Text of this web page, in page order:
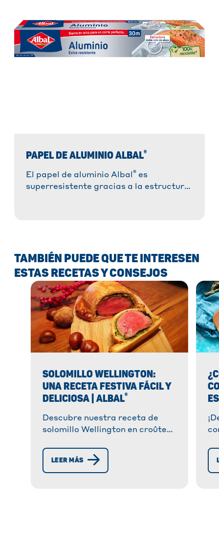
PAPEL DE ALUMINIO ALBAL®
El papel de aluminio Albal® es
superresistente gracias a la estructura
TAMBIÉN PUEDE QUE TE INTERESEN
ESTAS RECETAS Y CONSEJOS
SOLOMILLO WELLINGTON:
UNA RECETA FESTIVA FÁCIL Y
DELICIOSA | ALBAL®
Descubre nuestra receta de
solomillo Wellington en croûte
en una deliciosa mezcla de
setas. Un entrante festivo y
LEER MÁS